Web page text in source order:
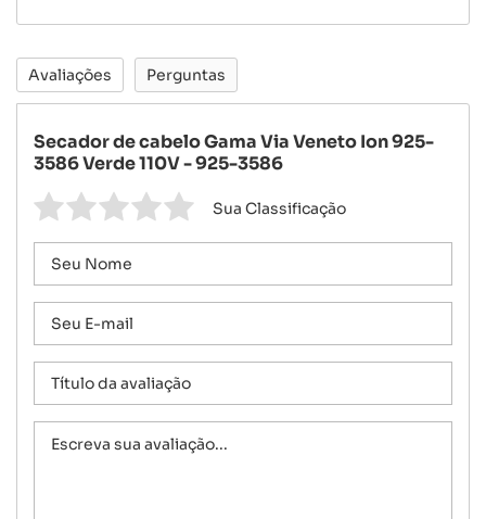
Avaliações Perguntas
Secador de cabelo Gama Via Veneto Ion 925-
3586 Verde 110V - 925-3586
Sua Classificação